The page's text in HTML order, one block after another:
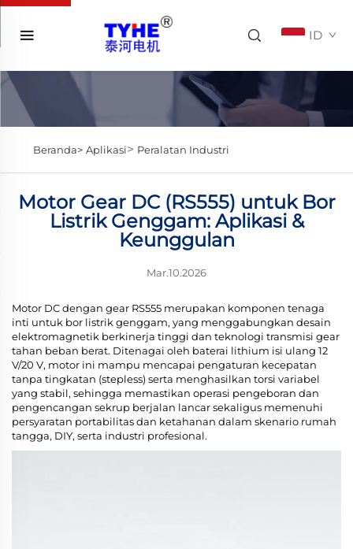
ID
Beranda> Aplikasi> Peralatan Industri
Motor Gear DC (RS555) untuk Bor
Listrik Genggam: Aplikasi &
Keunggulan
Mar.10.2026
Motor DC dengan gear RS555 merupakan komponen tenaga
inti untuk bor listrik genggam, yang menggabungkan desain
elektromagnetik berkinerja tinggi dan teknologi transmisi gear
tahan beban berat. Ditenagai oleh baterai lithium isi ulang 12
V/20 V, motor ini mampu mencapai pengaturan kecepatan
tanpa tingkatan (stepless) serta menghasilkan torsi variabel
yang stabil, sehingga memastikan operasi pengeboran dan
pengencangan sekrup berjalan lancar sekaligus memenuhi
persyaratan portabilitas dan ketahanan dalam skenario rumah
tangga, DIY, serta industri profesional.